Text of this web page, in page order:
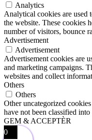
Analytics
Analytical cookies are used
the website. These cookies
number of visitors, bounce
Advertisement
Advertisement
Advertisement cookies are
and marketing campaigns.
websites and collect
Others
Others
Other uncategorized
have not been classified into
GEM & ACCEPTÈR
0